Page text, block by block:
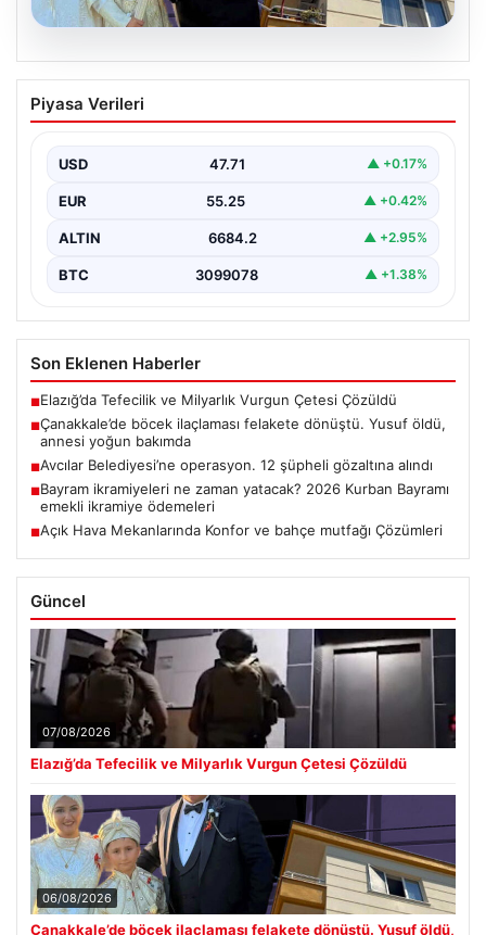
Çanakkale’de böcek ilaçlaması felakete
dönüştü. Yusuf öldü, annesi yoğun
Piyasa Verileri
USD 47.71 ▲ +0.17%
EUR 55.25 ▲ +0.42%
ALTIN 6684.2 ▲ +2.95%
BTC 3099078 ▲ +1.38%
Son Eklenen Haberler
■Elazığ’da Tefecilik ve Milyarlık Vurgun Çetesi Çözüldü
■Çanakkale’de böcek ilaçlaması felakete dönüştü. Yusuf öldü,
annesi yoğun bakımda
■Avcılar Belediyesi’ne operasyon. 12 şüpheli gözaltına alındı
■Bayram ikramiyeleri ne zaman yatacak? 2026 Kurban Bayramı
emekli ikramiye ödemeleri
■Açık Hava Mekanlarında Konfor ve bahçe mutfağı Çözümleri
Güncel
07/08/2026
Elazığ’da Tefecilik ve Milyarlık Vurgun Çetesi Çözüldü
06/08/2026
Çanakkale’de böcek ilaçlaması felakete dönüştü. Yusuf öldü,